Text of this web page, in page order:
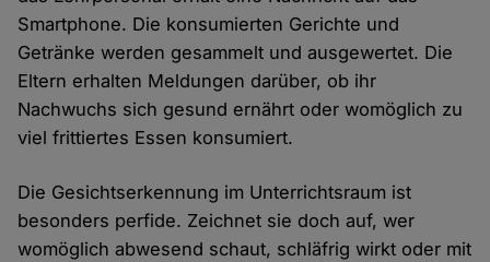
Smartphone. Die konsumierten Gerichte und
Getränke werden gesammelt und ausgewertet. Die
Eltern erhalten Meldungen darüber, ob ihr
Nachwuchs sich gesund ernährt oder womöglich zu
viel frittiertes Essen konsumiert.
Die Gesichtserkennung im Unterrichtsraum ist
besonders perfide. Zeichnet sie doch auf, wer
womöglich abwesend schaut, schläfrig wirkt oder mit